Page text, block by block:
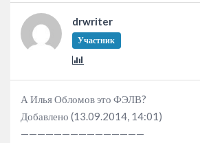
drwriter
Участник
А Илья Обломов это ФЭЛВ?
Добавлено (13.09.2014, 14:01)
———————————————